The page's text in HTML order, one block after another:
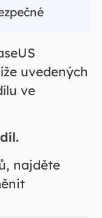
uvedených
ve
najděte